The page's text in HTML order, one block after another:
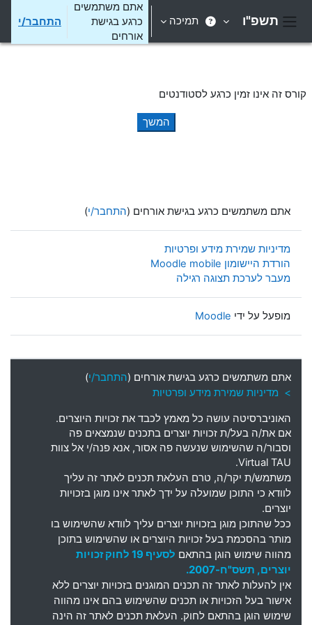
תשפ"ו תמיכה
אתם משתמשים
כרגע בגישת
אורחים
התחבר/י
קורס זה אינו זמין כרגע לסטודנטים
המשך
אתם משתמשים כרגע בגישת אורחים (התחבר/י)
מדיניות שמירת מידע ופרטיות
הורדת היישומון Moodle mobile
מעבר לערכת תצוגה רגילה
מופעל על ידי Moodle
אתם משתמשים כרגע בגישת אורחים (התחבר/י)
> מדיניות שמירת מידע ופרטיות
האוניברסיטה עושה כל מאמץ לכבד את זכויות היוצרים.
אם את/ה בעל/ת זכויות יוצרים בתכנים שנמצאים פה
וסבור/ה שהשימוש שנעשה פה אסור, אנא פנה/י אל צוות
Virtual TAU.
משתמש/ת יקר/ה, טרם העלאת תכנים לאתר זה עליך
לוודא כי התוכן שמועלה על ידך לאתר אינו מוגן בזכויות
יוצרים.
ככל שהתוכן מוגן בזכויות יוצרים עליך לוודא שהשימוש בו
מותר בהסכמת בעל זכויות היוצרים או שהשימוש בתוכן
מהווה שימוש הוגן בהתאם
לסעיף 19 לחוק זכויות
יוצרים, תשס"ח-2007.
אין להעלות לאתר זה תכנים המוגנים בזכויות יוצרים ללא
אישור בעל הזכויות או תכנים שהשימוש בהם אינו מהווה
שימוש הוגן בהתאם לחוק. העלאת תכנים לאתר זה הינה